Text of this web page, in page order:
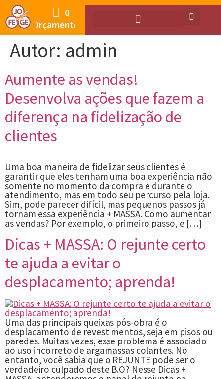
Orçamento
0
Autor: admin
Aumente as vendas!
Desenvolva ações que fazem a
diferença na fidelização de
clientes
Uma boa maneira de fidelizar seus clientes é
garantir que eles tenham uma boa experiência não
somente no momento da compra e durante o
atendimento, mas em todo seu percurso pela loja.
Sim, pode parecer difícil, mas pequenos passos já
tornam essa experiência + MASSA. Como aumentar
as vendas? Por exemplo, o primeiro passo, e […]
Dicas + MASSA: O rejunte certo
te ajuda a evitar o
desplacamento; aprenda!
Uma das principais queixas pós-obra é o
desplacamento de revestimentos, seja em pisos ou
paredes. Muitas vezes, esse problema é associado
ao uso incorreto de argamassas colantes. No
entanto, você sabia que o REJUNTE pode ser o
verdadeiro culpado deste B.O? Nesse Dicas +